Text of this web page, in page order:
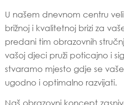
U našem dnevnom centru
brižnoj i kvalitetnoj brizi za
predani tim obrazovnih
vašoj djeci pruži poticajno i
stvaramo mjesto gdje se
ugodno i optimalno razvijati.
Naš obrazovni koncept